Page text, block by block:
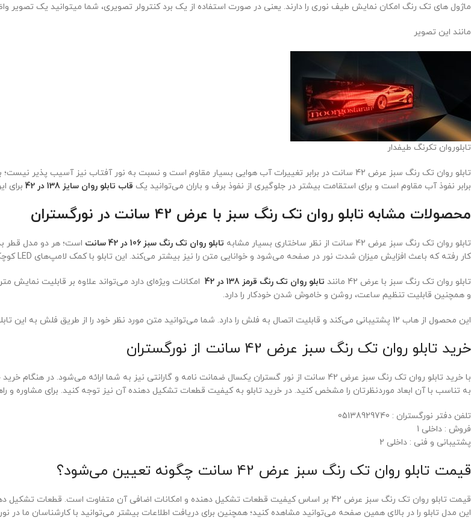
ماژول های تک رنگ امکان نمایش طیف نوری را دارند. یعنی در صورت استفاده از یک برد کنترولر تصویری، شما میتوانید یک تصویر
مانند این تصویر
تابلوروان تکرنگ طیفدار
تابلو روان تک رنگ سبز عرض 42 سانت در برابر تغییرات آب هوایی بسیار مقاوم‌ است و نسبت به نور آفتاب نیز آسیب پذیر نیست؛ به همین دلیل برای نصب در محیط بیرون گزینه عالی است.
برابر نفوذ آب مقاوم‌ است و برای استقامت بیشتر در جلوگیری از نفوذ برف و باران می‌توانید یک قاب تابلو روان سایز 138 در 42 برای
محصولات مشابه تابلو روان تک رنگ سبز با عرض 42 سانت در نورگستران
تابلو روان تک رنگ سبز عرض 42 سانت از نظر ساختاری بسیار مشابه تابلو روان تک رنگ سبز 106 در 42 سانت
کار رفته که باعث افزایش میزان شدت نور در صفحه می‌شود و خوانایی متن را نیز بیشتر می‌کند. این تابلو با کمک لامپ‌های LED کوچک خود طرح، متن و تصویر طراحی شده را به نمایش می‌گذارد.
تابلو روان تک رنگ سبز با عرض 42 مانند تابلو روان تک رنگ قرمز 138 در 42
امکانات ویژه‌ای دارد می‌تواند علاوه بر قابلیت
و همچنین قابلیت تنظیم ساعت، روشن و خاموش شدن خودکار را دارد.
این محصول از هاب 12 پشتیبانی می‌کند و قابلیت اتصال به فلش را دارد. شما می‌توانید متن مورد نظر خود را از طریق فلش به این تابلو بدهید تا آن را نمایش دهد.
خرید تابلو روان تک رنگ سبز عرض 42 سانت از نورگستران
با خرید تابلو روان تک رنگ سبز عرض 42 سانت از نور گستران یکسال ضمانت نامه و گارانتی نیز به شما ارائه
به تناسب با آن ابعاد موردنظرتان را مشخص کنید. در خرید تابلو به کیفیت قطعات تشکیل دهنده آن نیز توجه کنید. برای مشاوره و
تلفن دفتر نورگستران : 05138929740
فروش : داخلی 1
پشتیبانی و فنی : داخلی 2
قیمت تابلو روان تک رنگ سبز عرض 42 سانت چگونه تعیین می‌شود؟
قیمت تابلو روان تک رنگ سبز عرض 42 بر اساس کیفیت قطعات تشکیل دهنده و امکانات اضافی آن متفاوت
این مدل تابلو را در بالای همین صفحه می‌توانید مشاهده کنید؛ همچنین برای دریافت اطلاعات بیشتر می‌توانید با کارشناسان ما در